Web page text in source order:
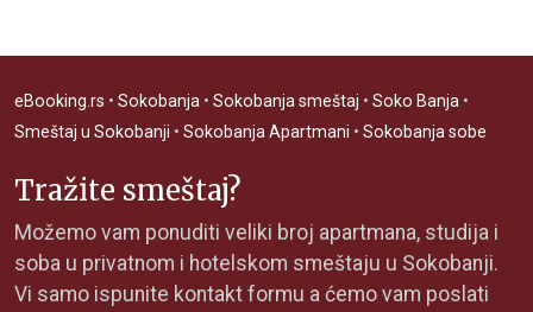
eBooking.rs • Sokobanja • Sokobanja smeštaj • Soko Banja •
Smeštaj u Sokobanji • Sokobanja Apartmani • Sokobanja sobe
Tražite smeštaj?
Možemo vam ponuditi veliki broj apartmana, studija i
soba u privatnom i hotelskom smeštaju u Sokobanji.
Vi samo ispunite kontakt formu a ćemo vam poslati